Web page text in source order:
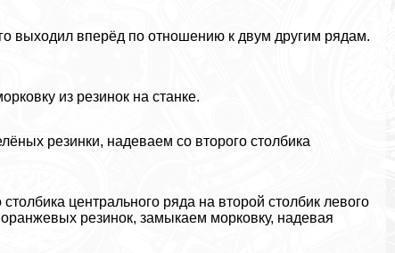
выходил вперёд по отношению к двум другим рядам.
из резинок на станке.
резинки, надеваем со второго столбика
центрального ряда на второй столбик левого
резинок, замыкаем морковку, надевая